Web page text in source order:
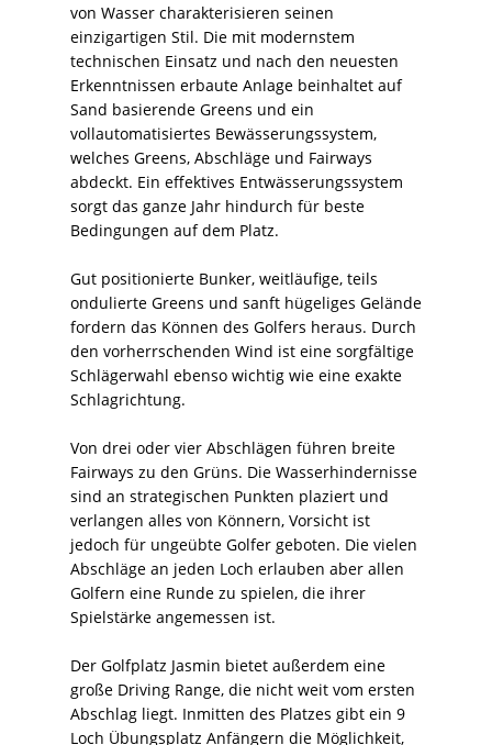
von Wasser charakterisieren seinen
einzigartigen Stil. Die mit modernstem
technischen Einsatz und nach den neuesten
Erkenntnissen erbaute Anlage beinhaltet auf
Sand basierende Greens und ein
vollautomatisiertes Bewässerungssystem,
welches Greens, Abschläge und Fairways
abdeckt. Ein effektives Entwässerungssystem
sorgt das ganze Jahr hindurch für beste
Bedingungen auf dem Platz.
Gut positionierte Bunker, weitläufige, teils
ondulierte Greens und sanft hügeliges Gelände
fordern das Können des Golfers heraus. Durch
den vorherrschenden Wind ist eine sorgfältige
Schlägerwahl ebenso wichtig wie eine exakte
Schlagrichtung.
Von drei oder vier Abschlägen führen breite
Fairways zu den Grüns. Die Wasserhindernisse
sind an strategischen Punkten plaziert und
verlangen alles von Könnern, Vorsicht ist
jedoch für ungeübte Golfer geboten. Die vielen
Abschläge an jeden Loch erlauben aber allen
Golfern eine Runde zu spielen, die ihrer
Spielstärke angemessen ist.
Der Golfplatz Jasmin bietet außerdem eine
große Driving Range, die nicht weit vom ersten
Abschlag liegt. Inmitten des Platzes gibt ein 9
Loch Übungsplatz Anfängern die Möglichkeit,